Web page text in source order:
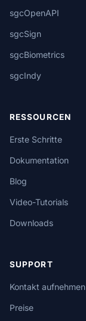
sgcOpenAPI
sgcSign
sgcBiometrics
sgcIndy
RESSOURCEN
Erste Schritte
Dokumentation
Blog
Video-Tutorials
Downloads
SUPPORT
Kontakt aufnehmen
Preise